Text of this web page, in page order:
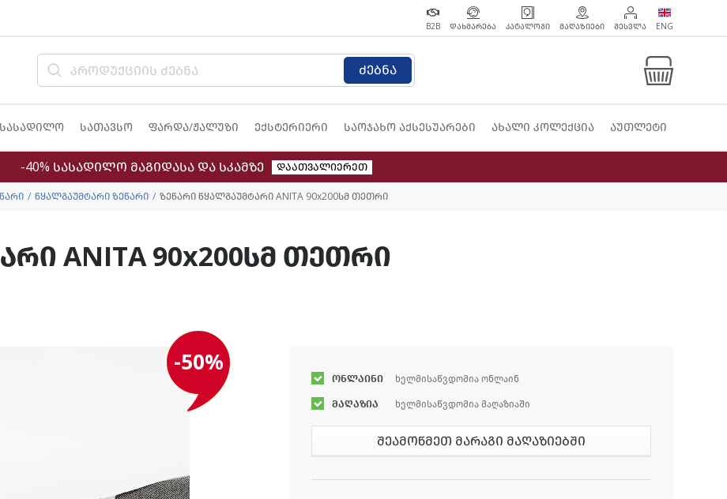
B2B ᲓᲐᲮᲛᲐᲠᲔᲑᲐ ᲙᲐᲢᲐᲚᲝᲒᲘ ᲛᲐᲦᲐᲖᲘᲔᲑᲘ ᲨᲔᲡᲕᲚᲐ ENG
ძებნა
სასადილო სათავსო ფარდა/ჟალუზი ექსტერიერი საოჯახო აქსესუარები ახალი კოლექცია აუთლეტი
-40% სასადილო მაგიდასა და სკამზე დაათვალიერეთ
წყალგაუმტარი ზეწარი ზეწარი წყალგაუმტარი ANITA 90x200სმ თეთრი
ANITA 90x200სმ თეთრი
-50%
ონლაინი ხელმისაწვდომია ონლაინ
მაღაზია ხელმისაწვდომია მაღაზიაში
შეამოწმეთ მარაგი მაღაზიებში